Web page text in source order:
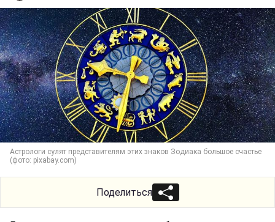
Астрологи сулят представителям этих знаков Зодиака большое счастье
(фото: pixabay.com)
Поделиться